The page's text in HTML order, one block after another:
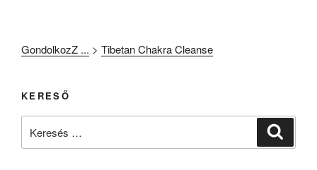
GondolkozZ ... > Tibetan Chakra Cleanse
KERESŐ